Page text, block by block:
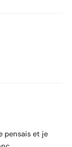
pensais et je